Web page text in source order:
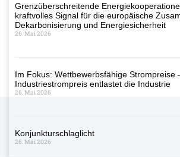
Grenzüberschreitende
kraftvolles Signal für die europäische
Dekarbonisierung und Energiesicherheit
26. Mai 2026
Im Fokus: Wettbewerbsfähige Strompreise
Industriestrompreis entlastet die Industrie
26. Mai 2026
Konjunkturschlaglicht
26. Mai 2026